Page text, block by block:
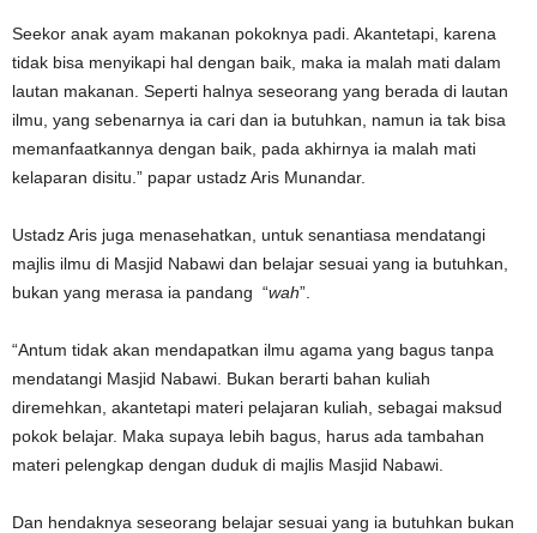
Seekor anak ayam makanan pokoknya padi. Akantetapi, karena
tidak bisa menyikapi hal dengan baik, maka ia malah mati dalam
lautan makanan. Seperti halnya seseorang yang berada di lautan
ilmu, yang sebenarnya ia cari dan ia butuhkan, namun ia tak bisa
memanfaatkannya dengan baik, pada akhirnya ia malah mati
kelaparan disitu.” papar ustadz Aris Munandar.
Ustadz Aris juga menasehatkan, untuk senantiasa mendatangi
majlis ilmu di Masjid Nabawi dan belajar sesuai yang ia butuhkan,
bukan yang merasa ia pandang “wah”.
“Antum tidak akan mendapatkan ilmu agama yang bagus tanpa
mendatangi Masjid Nabawi. Bukan berarti bahan kuliah
diremehkan, akantetapi materi pelajaran kuliah, sebagai maksud
pokok belajar. Maka supaya lebih bagus, harus ada tambahan
materi pelengkap dengan duduk di majlis Masjid Nabawi.
Dan hendaknya seseorang belajar sesuai yang ia butuhkan bukan